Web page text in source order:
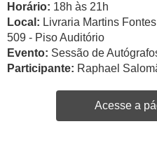
Horário: 18h às 21h
Local: Livraria Martins
509 - Piso Auditório
Evento: Sessão de
Participante: Raphael
Acesse a